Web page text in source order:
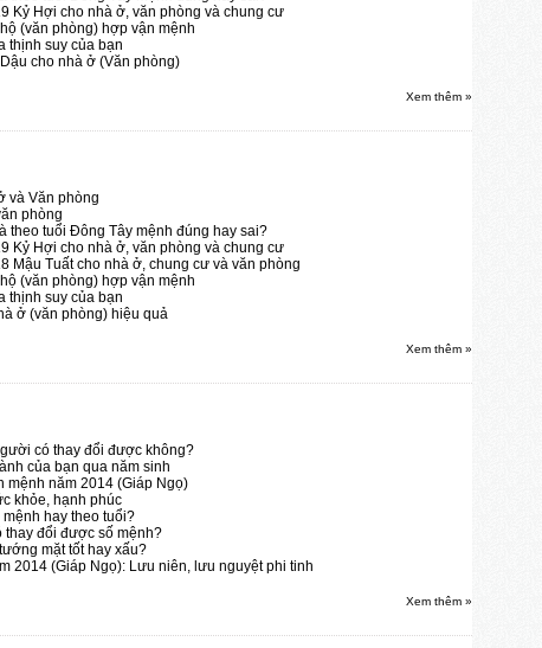
Kỷ Hợi cho nhà ở, văn phòng và chung cư
(văn phòng) hợp vận mệnh
thịnh suy của bạn
cho nhà ở (Văn phòng)
Xem thêm »
và Văn phòng
phòng
theo tuổi Đông Tây mệnh đúng hay sai?
Kỷ Hợi cho nhà ở, văn phòng và chung cư
Mậu Tuất cho nhà ở, chung cư và văn phòng
(văn phòng) hợp vận mệnh
thịnh suy của bạn
ở (văn phòng) hiệu quả
Xem thêm »
có thay đổi được không?
của bạn qua năm sinh
mệnh năm 2014 (Giáp Ngọ)
khỏe, hạnh phúc
hay theo tuổi?
thay đổi được số mệnh?
mặt tốt hay xấu?
2014 (Giáp Ngọ): Lưu niên, lưu nguyệt phi tinh
Xem thêm »